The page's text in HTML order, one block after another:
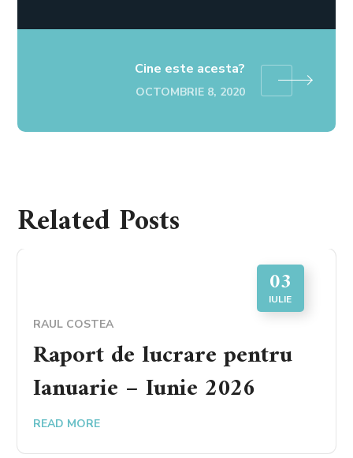
Cine este acesta?
OCTOMBRIE 8, 2020
Related Posts
03
IULIE
RAUL COSTEA
Raport de lucrare pentru
Ianuarie – Iunie 2026
READ MORE